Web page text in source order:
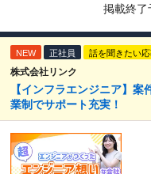
掲載終了
NEW 正社員 話を聞きたい
株式会社リンク
【インフラエンジニア】
業制でサポート充実！